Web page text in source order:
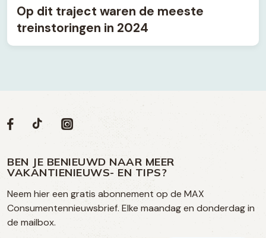
Op dit traject waren de meeste
treinstoringen in 2024
Volg
op
social
media
Social
Volg
op
Facebook
Volg
op
TikTok
Volg
op
Instagram
BEN JE BENIEUWD NAAR MEER
VAKANTIENIEUWS- EN TIPS?
Neem hier een gratis abonnement op de MAX
Consumentennieuwsbrief. Elke maandag en donderdag in
de mailbox.